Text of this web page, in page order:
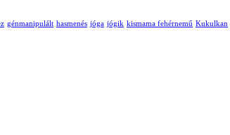
génmanipulált hasmenés jóga jógik kismama fehérnemű Kukulkan